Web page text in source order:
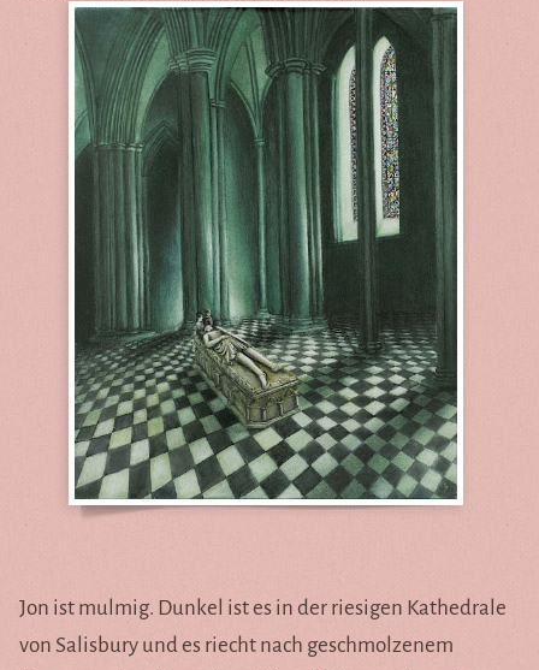
Jon ist mulmig. Dunkel ist es in der riesigen Kathedrale
von Salisbury und es riecht nach geschmolzenem